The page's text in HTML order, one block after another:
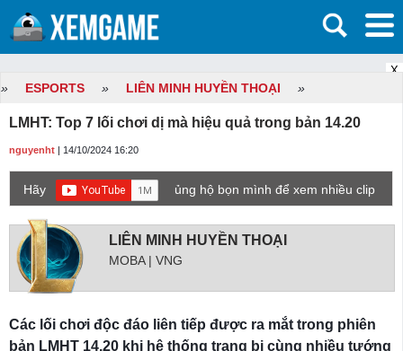
X
» ESPORTS » LIÊN MINH HUYỀN THOẠI »
LMHT: Top 7 lối chơi dị mà hiệu quả trong bản 14.20
nguyenht | 14/10/2024 16:20
Hãy
ủng hộ bọn mình để xem nhiều clip
LIÊN MINH HUYỀN THOẠI
MOBA | VNG
Các lối chơi độc đáo liên tiếp được ra mắt trong phiên
bản LMHT 14.20 khi hệ thống trang bị cùng nhiều tướng